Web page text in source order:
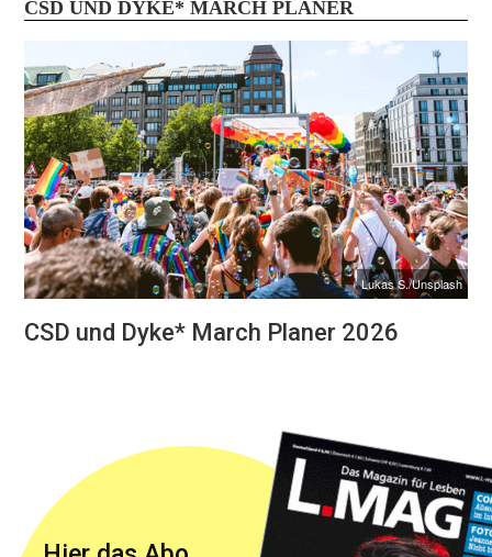
CSD UND DYKE* MARCH PLANER
Lukas S./Unsplash
CSD und Dyke* March Planer 2026